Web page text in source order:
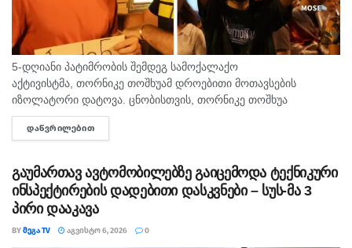
5-დღიანი პატიმრობის შემდეგ სამოქალაქო
აქტივისტმა, თორნიკე თოშხუამ დროებითი მოთავსების
იზოლატორი დატოვა. ცნობისთვის, თორნიკე თოშხუა
პოლიციამ 31 ივლისს, თბილისის საკრებულოსთან
დააკავა. მას ხელში ეკავა ბანერი "ბიძინა ყ - არაა/არის?".
ᲓᲐᲬᲕᲠᲘᲚᲔᲑᲘᲗ
გაუმართავ ავტომობილებზე გაიცემოდა ტექნიკური
ინსპექტირების დადებითი დასკვნები – სუს-მა 3
პირი დააკავა
BYᲛᲔᲒᲐ TV ᲐᲒᲕᲘᲡᲢᲝ 6, 2026 0